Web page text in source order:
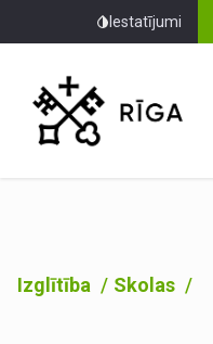
Iestatījumi
Izglītība Skolas